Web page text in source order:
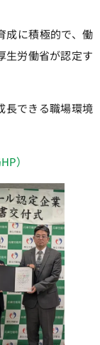
成に積極的で、働
生労働省が認定す
長できる職場環境
）